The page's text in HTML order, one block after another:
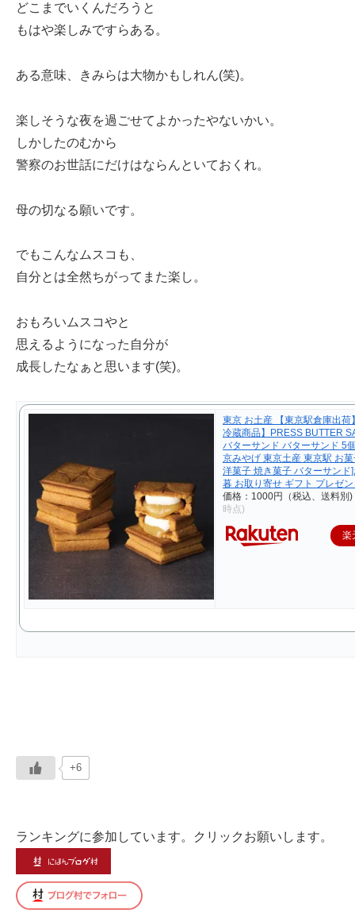
どこまでいくんだろうと
もはや楽しみですらある。
ある意味、きみらは大物かもしれん(笑)。
楽しそうな夜を過ごせてよかったやないかい。
しかしたのむから
警察のお世話にだけはならんといておくれ。
母の切なる願いです。
でもこんなムスコも、
自分とは全然ちがってまた楽し。
おもろいムスコやと
思えるようになった自分が
成長したなぁと思います(笑)。
東京 お土産 【東京駅倉庫出荷
冷蔵商品】PRESS BUTTER
バターサンド バターサンド 5
京みやげ 東京土産 東京駅 お
洋菓子 焼き菓子 バターサンド
暮 お取り寄せ ギフト プレゼ
価格：1000円（税込、送料別)
時点)
楽
+6
ランキングに参加しています。クリックお願いします。